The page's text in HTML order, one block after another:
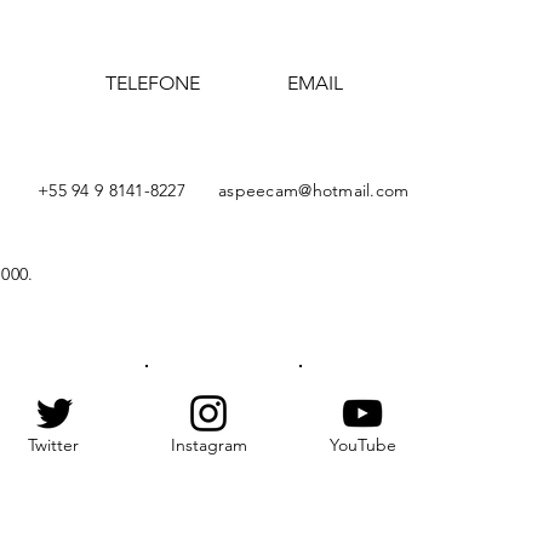
TELEFONE EMAIL
+55 94 9 8141-8227 aspeecam@hotmail.com
Twitter Instagram YouTube